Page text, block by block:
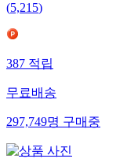
(5,215)
387적립
무료배송
297,749명구매중